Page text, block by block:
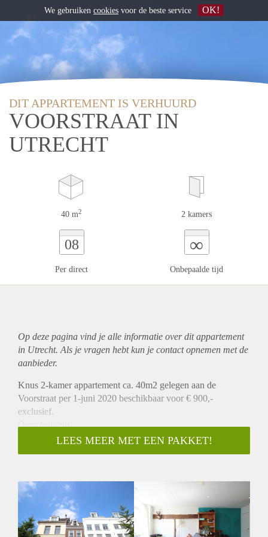
DIT APPARTEMENT IS VERHUURD
VOORSTRAAT IN
UTRECHT
40 m2 2 kamers
08
Per direct
∞
Onbepaalde tijd
Op deze pagina vind je alle informatie over ditappartement
in Utrecht. Als je vragen hebt kun je contact opnemen met de
aanbieder.
Knus 2-kamer appartement ca. 40m2 gelegen aan de
Voorstraat per 1-juni 2020 beschikbaar voor € 900,-
exclusief.
Omschrijving
Dit knus appartement is gelegen op de 2e verdieping van een
karakteristiek pand in het centrum van Utrecht. U komt het
4-pits keramische kookplaat. Vanuit de woonkamer heeft u
uitzicht op de Voorstraat. Aan de achterzijde, direct grenzend
aan de woonkamer bevindt zich de slaapkamer van ca. 8m2
met daarbij de badkamer met douche, wastafel en toilet.
LEES MEER MET EEN PAKKET!
We gebruiken cookies voor de beste service OK!